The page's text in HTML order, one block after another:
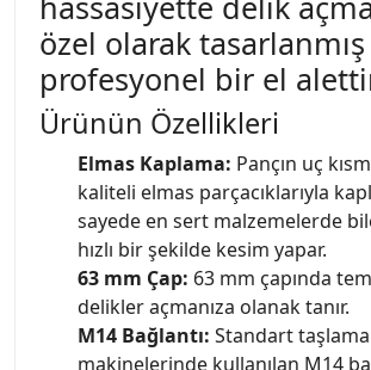
özel olarak tasarlanmış
profesyonel bir el
Ürünün Özellikleri
Elmas Kaplama: Pançın uç
kaliteli elmas parçacıklarıyla
sayede en sert malzemelerde
hızlı bir şekilde kesim yapar.
63 mm Çap: 63 mm çapında
delikler açmanıza olanak tanır.
M14 Bağlantı: Standart taşlama
makinelerinde kullanılan M14